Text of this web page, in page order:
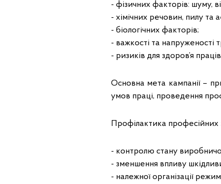
- фізичних факторів: шуму,
- хімічних речовин, пилу та
- біологічних факторів;
- важкості та напруженості
- ризиків для здоров’я
Основна мета кампанії –
умов праці, проведення
Профілактика професійних
- контролю стану
- зменшення впливу
- належної організації